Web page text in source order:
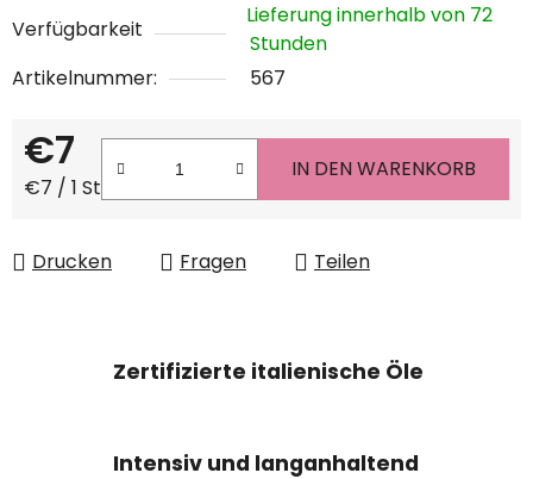
Verfügbarkeit
Lieferung innerhalb von 72
Stunden
Artikelnummer:
567
€7
Verkaufspreis:
€7 / 1 St
IN DEN WARENKORB
Drucken Fragen Teilen
Zertifizierte italienische Öle
Intensiv und langanhaltend